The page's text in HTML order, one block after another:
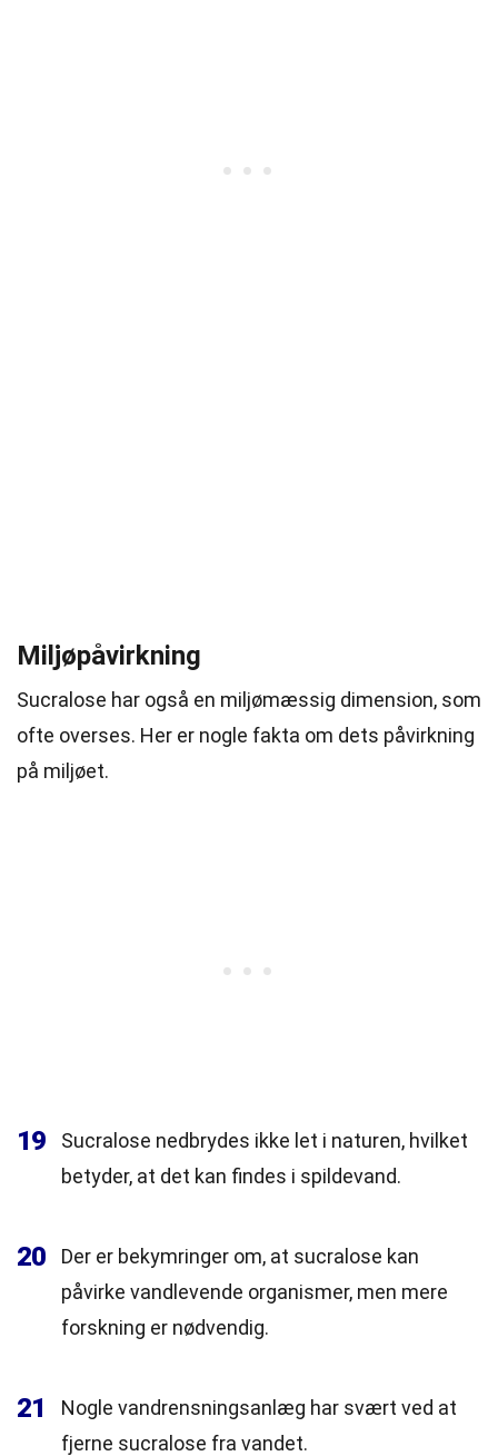
Miljøpåvirkning
Sucralose har også en miljømæssig dimension, som
ofte overses. Her er nogle fakta om dets påvirkning
på miljøet.
19
Sucralose nedbrydes ikke let i naturen, hvilket
betyder, at det kan findes i spildevand.
20
Der er bekymringer om, at sucralose kan
påvirke vandlevende organismer, men mere
forskning er nødvendig.
21
Nogle vandrensningsanlæg har svært ved at
fjerne sucralose fra vandet.